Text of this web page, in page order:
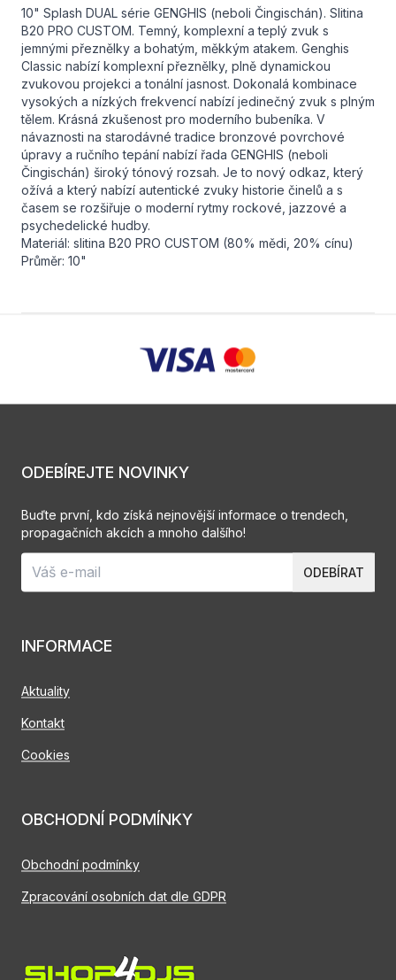
10" Splash DUAL série GENGHIS (neboli Čingischán). Slitina
B20 PRO CUSTOM. Temný, komplexní a teplý zvuk s
jemnými přeznělky a bohatým, měkkým atakem. Genghis
Classic nabízí komplexní přeznělky, plně dynamickou
zvukovou projekci a tonální jasnost. Dokonalá kombinace
vysokých a nízkých frekvencí nabízí jedinečný zvuk s plným
tělem. Krásná zkušenost pro moderního bubeníka. V
návaznosti na starodávné tradice bronzové povrchové
úpravy a ručního tepání nabízí řada GENGHIS (neboli
Čingischán) široký tónový rozsah. Je to nový odkaz, který
ožívá a který nabízí autentické zvuky historie činelů a s
časem se rozšiřuje o moderní rytmy rockové, jazzové a
psychedelické hudby.
Materiál: slitina B20 PRO CUSTOM (80% mědi, 20% cínu)
Průměr: 10"
INFORMACE
Aktuality
Kontakt
Cookies
OBCHODNÍ PODMÍNKY
Obchodní podmínky
Zpracování osobních dat dle GDPR
ODEBÍREJTE NOVINKY
Buďte první, kdo získá nejnovější informace o trendech,
propagačních akcích a mnoho dalšího!
ODEBÍRAT